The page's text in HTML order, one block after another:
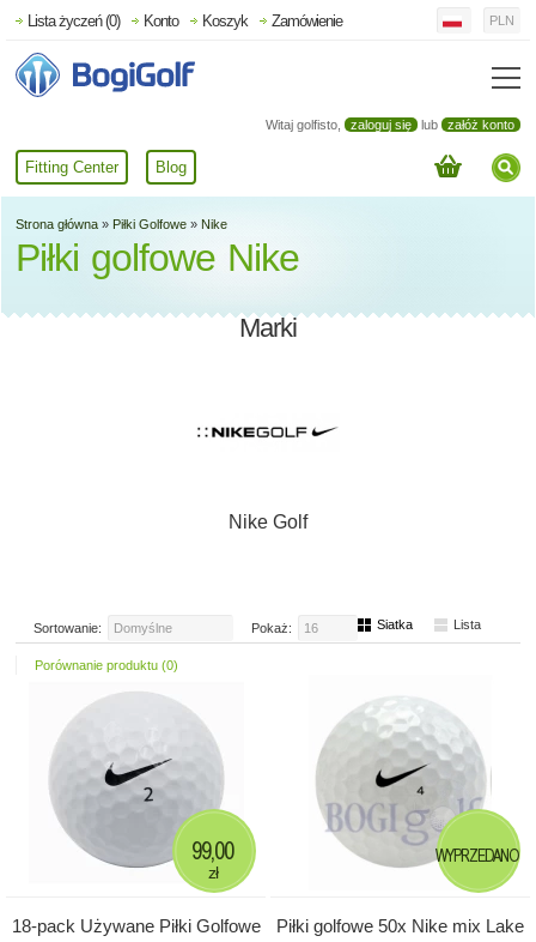
Witaj golfisto, zaloguj się lub załóż konto
Fitting Center Blog
Lista życzeń (0) Konto Koszyk Zamówienie PLN
Strona główna » Piłki Golfowe » Nike
Piłki golfowe Nike
Marki
Nike Golf
Sortowanie: Domyślne Pokaż: 16 Siatka Lista
Porównanie produktu (0)
18-pack Używane Piłki Golfowe
99,00
zł
Piłki golfowe 50x Nike mix Lake
WYPRZEDANO